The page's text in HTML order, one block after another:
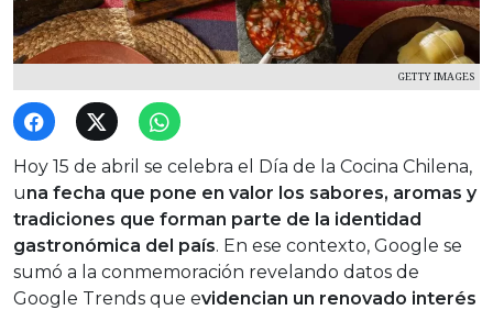
GETTY IMAGES
Hoy 15 de abril se celebra el Día de la Cocina Chilena,
una fecha que pone en valor los sabores, aromas y
tradiciones que forman parte de la identidad
gastronómica del país. En ese contexto, Google se
sumó a la conmemoración revelando datos de
Google Trends que evidencian un renovado interés